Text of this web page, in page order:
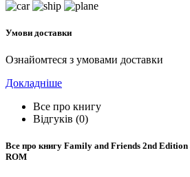
Умови доставки
Ознайомтеся з умовами доставки
Докладніше
Все про книгу
Відгуків (0)
Все про книгу Family and Friends 2nd
ROM